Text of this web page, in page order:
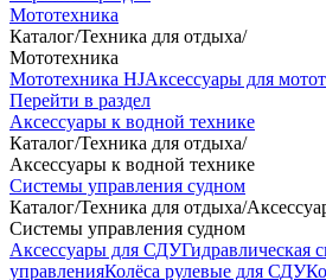
Мототехника
Каталог/Техника для отдыха/
Мототехника
Мототехника HJАксессуары для
Перейти в раздел
Аксессуары к водной технике
Каталог/Техника для отдыха/
Аксессуары к водной технике
Системы управления судном
Каталог/Техника для отдыха/
Системы управления судном
Аксессуары для СДУГидравлическая
управленияКолёса рулевые для СДУ